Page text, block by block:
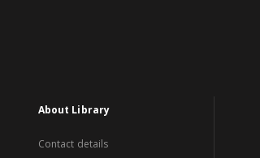
About Library
Contact details